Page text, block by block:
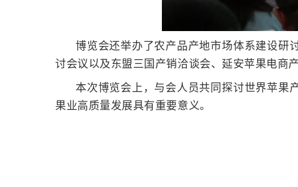
博览会还举办了农产品产地市场体系建设研
讨会议以及东盟三国产销洽谈会、延安苹果电商
本次博览会上，与会人员共同探讨世界苹果
果业高质量发展具有重要意义。